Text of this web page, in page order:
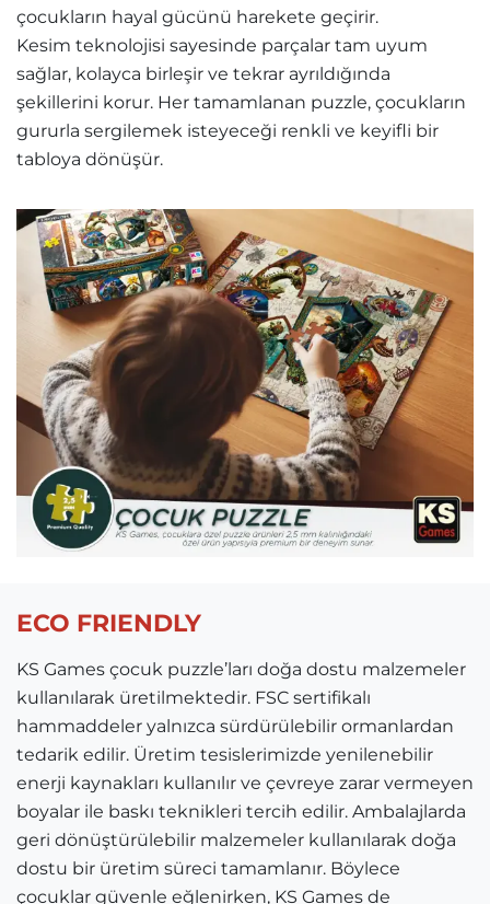
çocukların hayal gücünü harekete geçirir.
Kesim teknolojisi sayesinde parçalar tam uyum
sağlar, kolayca birleşir ve tekrar ayrıldığında
şekillerini korur. Her tamamlanan puzzle, çocukların
gururla sergilemek isteyeceği renkli ve keyifli bir
tabloya dönüşür.
ECO FRIENDLY
KS Games çocuk puzzle’ları doğa dostu malzemeler
kullanılarak üretilmektedir. FSC sertifikalı
hammaddeler yalnızca sürdürülebilir ormanlardan
tedarik edilir. Üretim tesislerimizde yenilenebilir
enerji kaynakları kullanılır ve çevreye zarar vermeyen
boyalar ile baskı teknikleri tercih edilir. Ambalajlarda
geri dönüştürülebilir malzemeler kullanılarak doğa
dostu bir üretim süreci tamamlanır. Böylece
çocuklar güvenle eğlenirken, KS Games de